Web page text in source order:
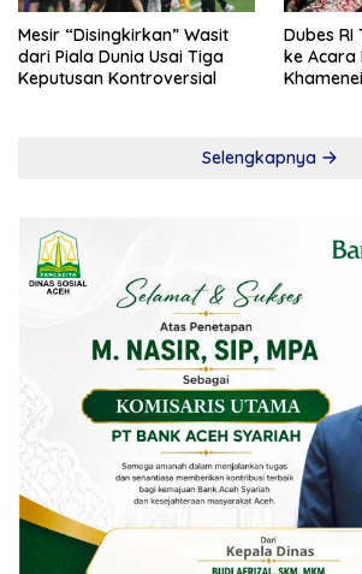
Mesir “Disingkirkan” Wasit
dari Piala Dunia Usai Tiga
Keputusan Kontroversial
Dubes RI
ke Acara
Khamenei
Selengkapnya